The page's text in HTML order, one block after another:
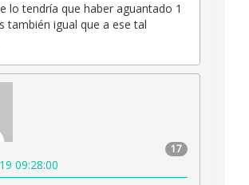
lo tendría que haber aguantado 1
también igual que a ese tal
17
09:28:00